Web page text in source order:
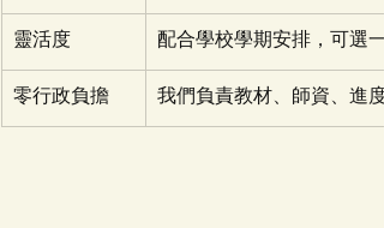
靈活度 配合學校學期安排，可選
零行政負擔 我們負責教材、師資、進